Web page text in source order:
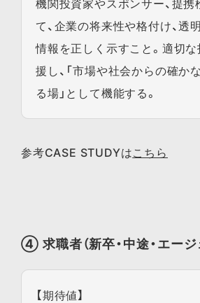
機関投資家やスポンサー、提携
て、企業の将来性や格付け、透
情報を正しく示すこと。適切
援し、「市場や社会からの確か
る場」として機能する。
参考CASE STUDYはこちら
④ 求職者（新卒・中途・エージ
【期待値】